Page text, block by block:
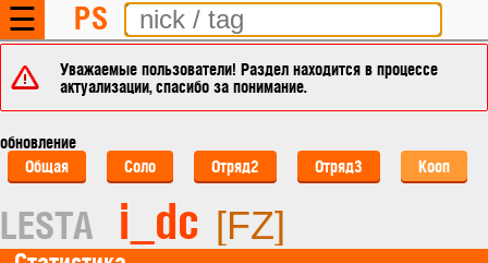
☰ PS
Уважаемые пользователи! Раздел находится в процессе
актуализации, спасибо за понимание.
обновление
Общая
Соло Отряд2 Отряд3 Кооп
LESTA i_dc [FZ]